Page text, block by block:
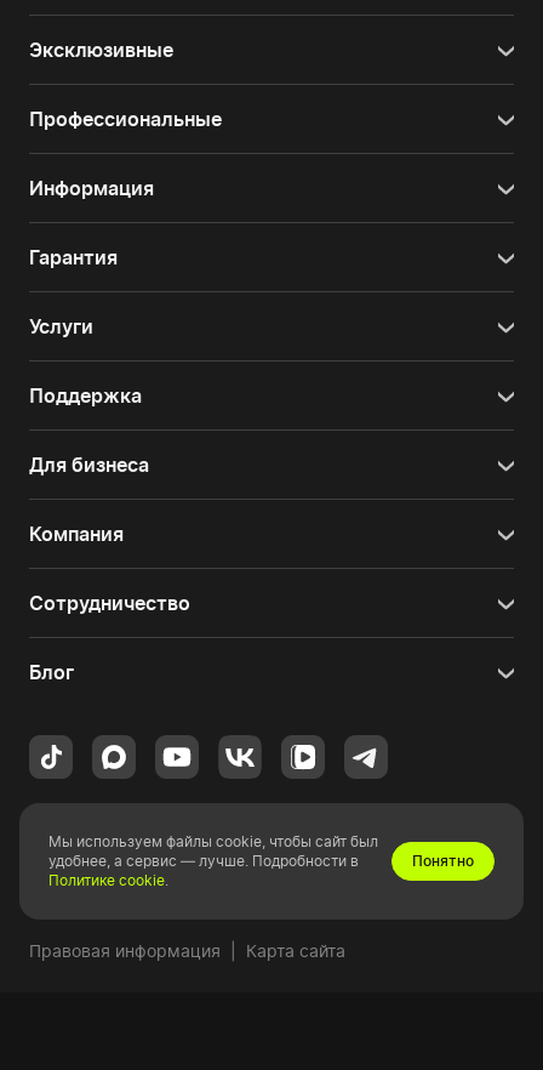
Эксклюзивные
Профессиональные
Информация
Гарантия
Услуги
Поддержка
Для бизнеса
Компания
Сотрудничество
Блог
+7 (495) 120-35-20 илинаписать нам.
Правовая информация Карта сайта
Мы используем файлы cookie, чтобы сайт был
удобнее, а сервис — лучше. Подробности в
Политике cookie.
Понятно